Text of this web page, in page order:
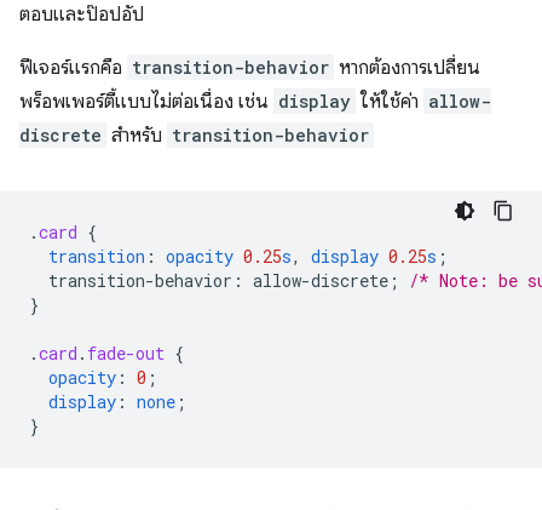
ตอบและป๊อปอัป
ฟีเจอร์แรกคือ transition-behavior หากต้องการเปลี่ยน
พร็อพเพอร์ตี้แบบไม่ต่อเนื่อง เช่น display ให้ใช้ค่า allow-
discrete สำหรับ transition-behavior
.card {
transition : opacity 0.25s, display 0.25s ;
transition-behavior : allow-discrete ;
/* Note: be
}
.card . fade-out {
opacity : 0 ;
display : none ;
}